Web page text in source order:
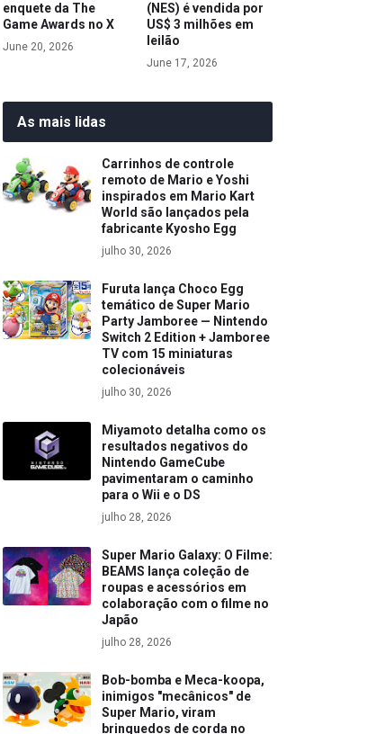
enquete da The
Game Awards no X
June 20, 2026
(NES) é vendida por
US$ 3 milhões em
leilão
June 17, 2026
As mais lidas
Carrinhos de controle
remoto de Mario e Yoshi
inspirados em Mario Kart
World são lançados pela
fabricante Kyosho Egg
julho 30, 2026
Furuta lança Choco Egg
temático de Super Mario
Party Jamboree — Nintendo
Switch 2 Edition + Jamboree
TV com 15 miniaturas
colecionáveis
julho 30, 2026
Miyamoto detalha como os
resultados negativos do
Nintendo GameCube
pavimentaram o caminho
para o Wii e o DS
julho 28, 2026
Super Mario Galaxy: O Filme:
BEAMS lança coleção de
roupas e acessórios em
colaboração com o filme no
Japão
julho 28, 2026
Bob-bomba e Meca-koopa,
inimigos "mecânicos" de
Super Mario, viram
brinquedos de corda no